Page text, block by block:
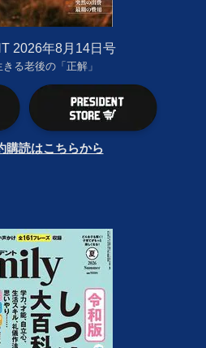
2026年8月14日号
る老後の「正解」
購読はこちらから